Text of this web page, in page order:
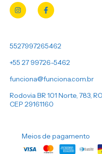
5527997265462
+55 27 99726-5462
funciona@funciona.com.br
Rodovia BR 101 Norte, 783,
CEP 29161160
Meios de pagamento